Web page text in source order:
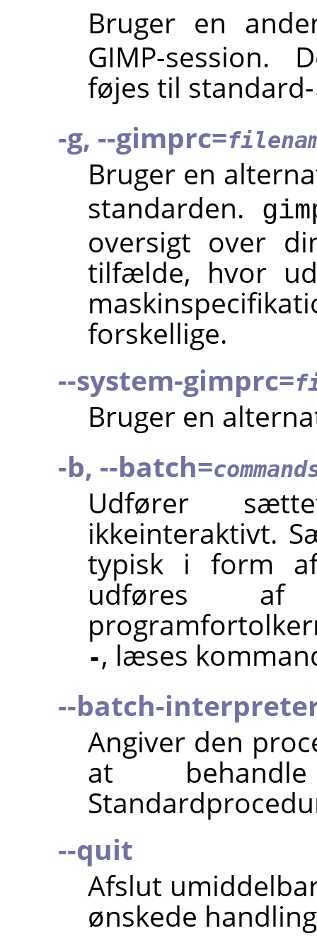
Bruger en
GIMP-session.
føjes til standard-
-g, --gimprc=
Bruger en
standarden.
oversigt over
tilfælde, hvor
forskellige.
--system-gimprc=
Bruger en
-b, --batch=
Udfører
ikkeinteraktivt.
typisk i form
-, læses
--batch-
Angiver den
at behandle
--quit
Afslut
ønskede